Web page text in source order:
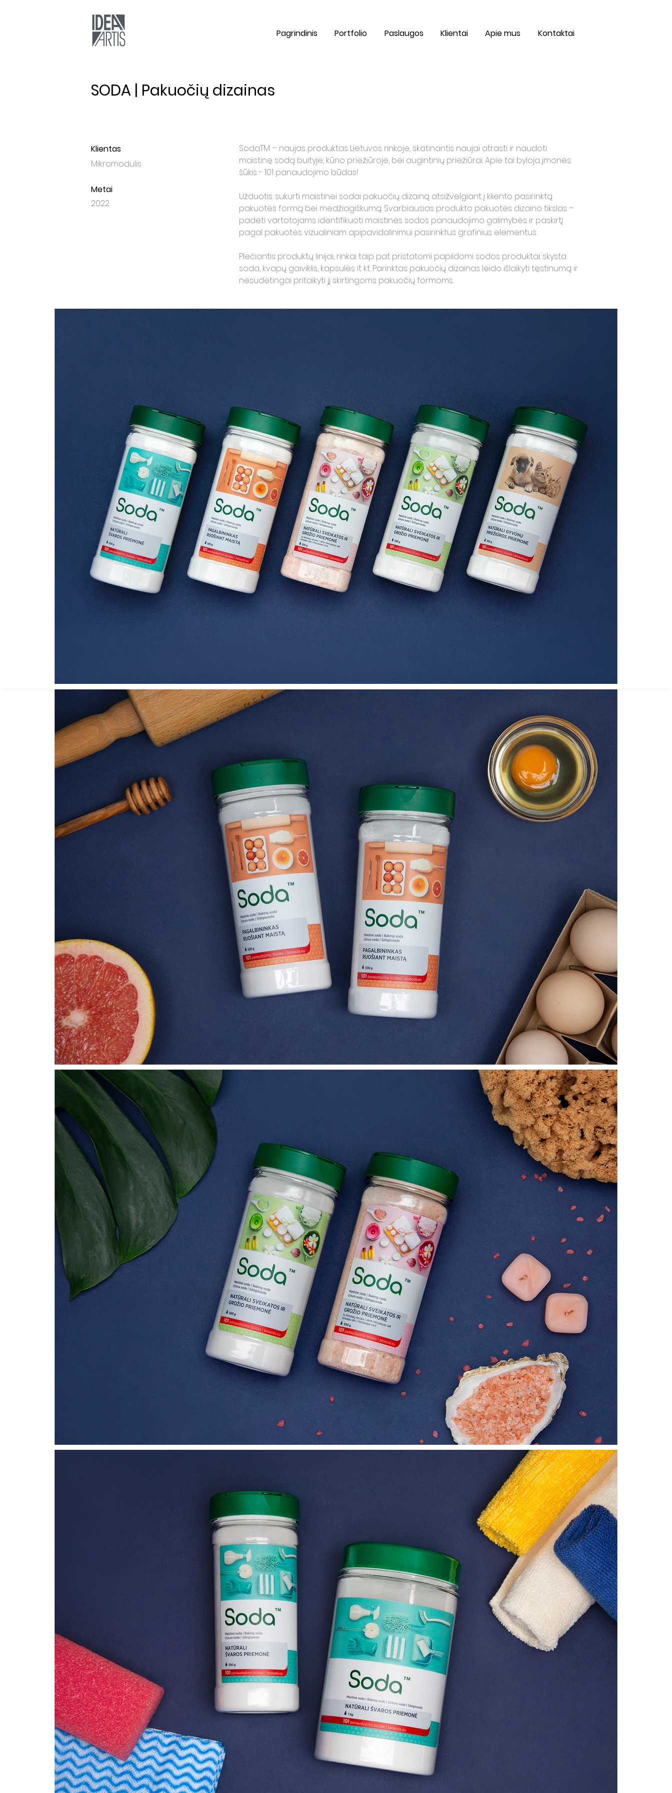
Pagrindinis Portfolio Paslaugos Klientai Apie mus Kontaktai
SODA | Pakuočių dizainas
Klientas
Mikromodulis
Metai
2022
SodaTM – naujas produktas Lietuvos rinkoje, skatinantis naujai atrasti ir naudoti
maistinę sodą buityje, kūno priežiūroje, bei augintinių priežiūrai. Apie tai byloja įmonės
šūkis - 101 panaudojimo būdas!
Užduotis: sukurti maistinei sodai pakuočių dizainą atsižvelgiant į kliento pasirinktą
pakuotės formą bei medžiagiškumą. Svarbiausias produkto pakuotės dizaino tikslas –
padėti vartotojams identifikuoti maistinės sodos panaudojimo galimybės ir paskirtį
pagal pakuotės vizualiniam apipavidalinimui pasirinktus grafinius elementus.
Plečiantis produktų linijai, rinkai taip pat pristatomi papildomi sodos produktai: skysta
soda, kvapų gaiviklis, kapsulės it kt. Parinktas pakuočių dizainas leido išlaikyti tęstinumą ir
nesudėtingai pritaikyti jį skirtingoms pakuočių formoms.